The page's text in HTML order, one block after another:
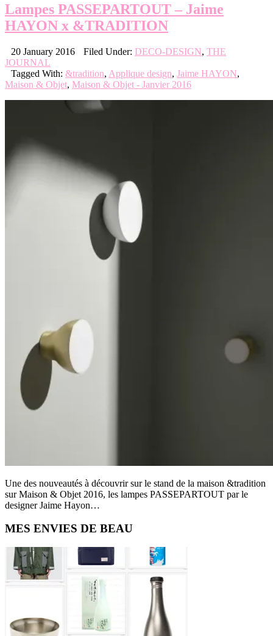
Lampes PASSEPARTOUT – Jaime
HAYON x &TRADITION
20 January 2016 Filed Under: DECO-DESIGN, THE
JOURNAL
Tagged With: &tradition, Applique design, Jaime HAYON,
Maison & Objet, Maison & Objet - Janvier 2016
Une des nouveautés à découvrir sur le stand de la maison &tradition
sur Maison & Objet 2016, les lampes PASSEPARTOUT par le
designer Jaime Hayon…
Primary
Sidebar
MES ENVIES DE BEAU